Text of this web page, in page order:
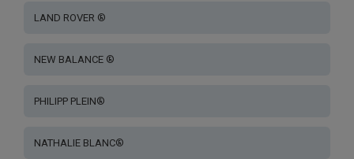
LAND ROVER ®
NEW BALANCE ®
PHILIPP PLEIN®
NATHALIE BLANC®